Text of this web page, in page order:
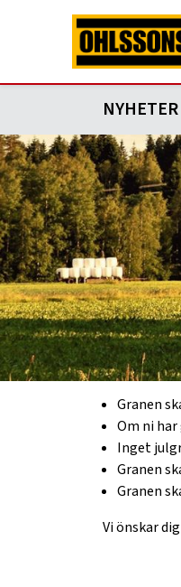
NYHETER
2025-12-01
Nytt
I år inför vi
3 eller 4.
Bokningen
För att vi
Granen
Om ni
Inget
Granen
Granen
Vi önskar